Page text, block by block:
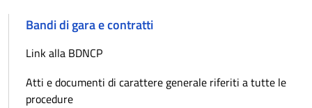
Bandi di gara e contratti
Link alla BDNCP
Atti e documenti di carattere generale riferiti a tutte le
procedure